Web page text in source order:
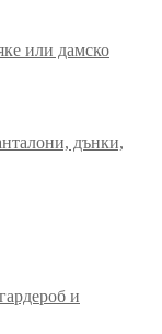
или дамско
дънки,
и